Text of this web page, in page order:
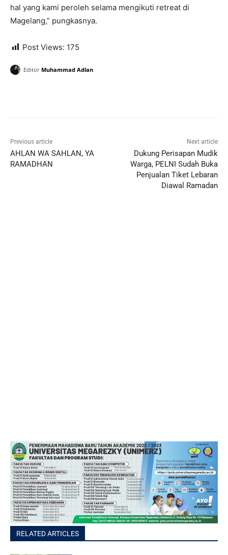
hal yang kami peroleh selama mengikuti retreat di
Magelang,” pungkasnya.
Post Views: 175
Editor Muhammad Adlan
Previous article
AHLAN WA SAHLAN, YA
RAMADHAN
Next article
Dukung Perisapan Mudik
Warga, PELNI Sudah Buka
Penjualan Tiket Lebaran
Diawal Ramadan
RELATED ARTICLES